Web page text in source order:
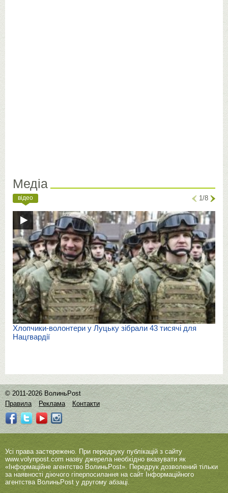
Медіа
відео 1/8
Хлопчики-волонтери у Луцьку зібрали 43 тисячі для
Нацгвардії
© 2011-2026 ВолиньPost
Правила
Реклама Контакти
Усі права застережено. При передруку публікацій з сайту
www.volynpost.com назву джерела необхідно вказувати як
«Інформаційне агентство ВолиньPost». Передрук дозволений тільки
за наявності діючого гіперпосилання на сайт Інформаційного
агентства ВолиньPost у другому абзаці.